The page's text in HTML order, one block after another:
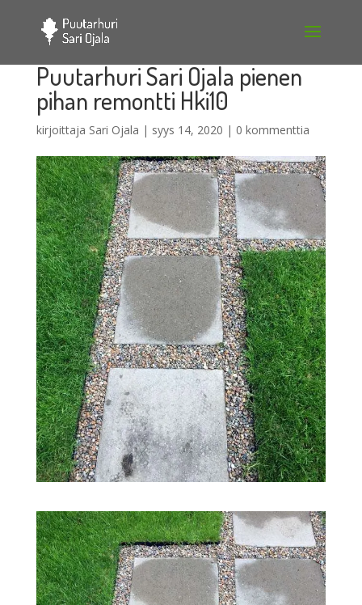
Puutarhuri Sari Ojala pienen
pihan remontti Hki10
kirjoittaja Sari Ojala | syys 14, 2020 | 0 kommenttia